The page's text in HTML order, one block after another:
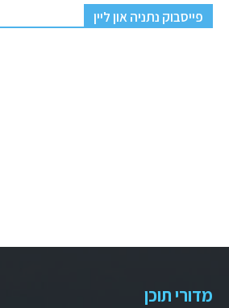
פייסבוק נתניה און ליין
מדורי תוכן